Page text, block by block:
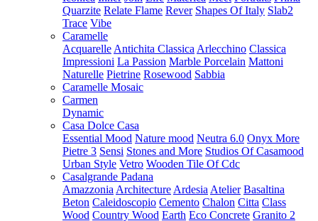
Quarzite Relate Flame Rever Shapes Of Italy Slab2
Trace Vibe
Caramelle
Acquarelle Antichita Classica Arlecchino Classica
Impressioni La Passion Marble Porcelain Mattoni
Naturelle Pietrine Rosewood Sabbia
Caramelle Mosaic
Carmen
Dynamic
Casa Dolce Casa
Essential Mood Nature mood Neutra 6.0 Onyx More
Pietre 3 Sensi Stones and More Studios Of Casamood
Urban Style Vetro Wooden Tile Of Cdc
Casalgrande Padana
Amazzonia Architecture Ardesia Atelier Basaltina
Beton Caleidoscopio Cemento Chalon Citta Class
Wood Country Wood Earth Eco Concrete Granito 2